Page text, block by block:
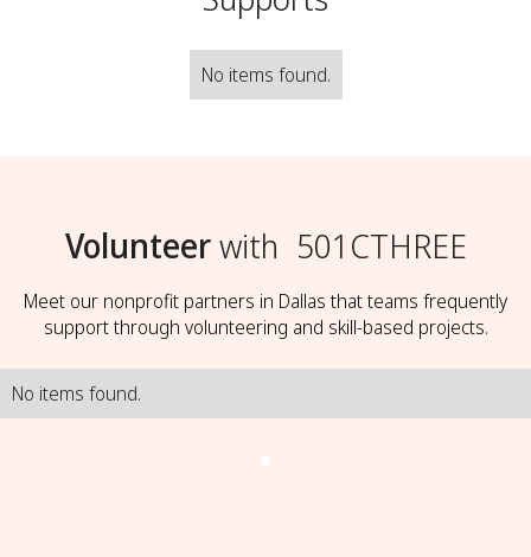
No items found.
Volunteerwith 501CTHREE
Meet our nonprofit partners in Dallas that teams frequently
support through volunteering and skill-based projects.
No items found.